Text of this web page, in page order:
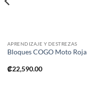
APRENDIZAJE Y DESTREZAS
Bloques COGO Moto Roja
₡22,590.00